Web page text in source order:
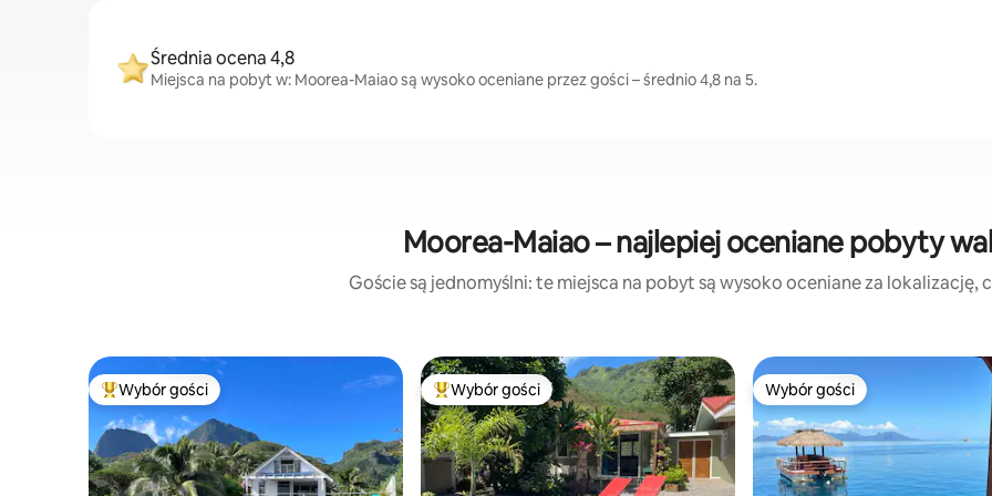
Średnia ocena 4,8
Miejsca na pobyt w: Moorea-Maiao są wysoko oceniane przez gości – średnio 4,8 na 5.
Moorea-Maiao – najlepiej oceniane pobyty
Goście są jednomyślni: te miejsca na pobyt są wysoko oceniane za lokalizację,
Najpopularniejsze z kategorii Wybór gości
Wybór gości Najpopularniejsze z kategorii Wybór gości
Wybór gości Wybór gości
Wybór gości